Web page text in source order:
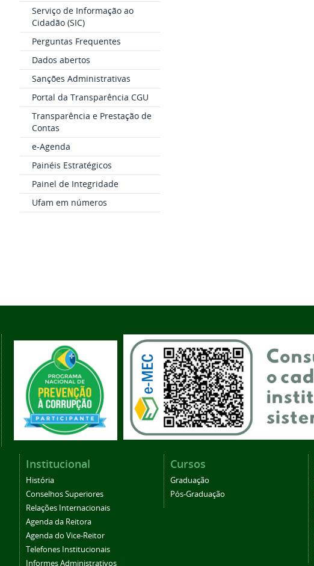
Serviço de Informação ao
Cidadão (SIC)
Perguntas Frequentes
Dados abertos
Sanções Administrativas
Portal da Transparência CGU
Transparência e Prestação de
Contas
e-Agenda
Painéis Estratégicos
Painel de Integridade
Ufam em números
Institucional
História
Conselhos Superiores
Relações Internacionais
Agenda da Reitora
Agenda do Vice-Reitor
Telefones Institucionais
Informes Administrativos
Cursos
Graduação
Pós-Graduação